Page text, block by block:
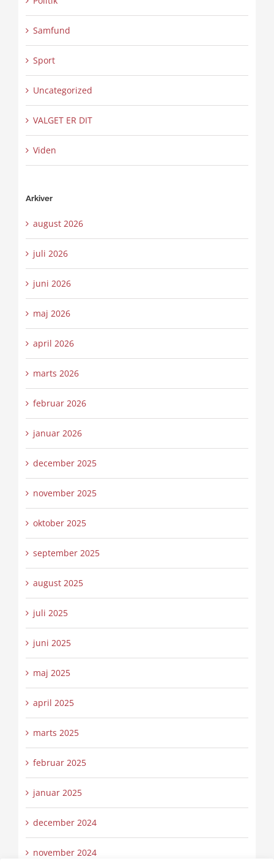
Samfund
Sport
Uncategorized
VALGET ER DIT
Viden
Arkiver
august 2026
juli 2026
juni 2026
maj 2026
april 2026
marts 2026
februar 2026
januar 2026
december 2025
november 2025
oktober 2025
september 2025
august 2025
juli 2025
juni 2025
maj 2025
april 2025
marts 2025
februar 2025
januar 2025
december 2024
november 2024